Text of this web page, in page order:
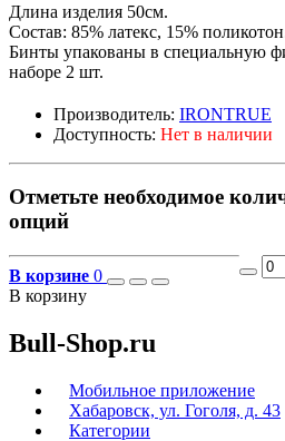
Длина изделия 50см.
Состав: 85% латекс, 15%
Бинты упакованы в специальную
наборе 2 шт.
Производитель: IRONTRUE
Доступность: Нет в наличии
Отметьте необходимое
опций
В корзине 0
В корзину
Bull-Shop.ru
Мобильное приложение
Хабаровск, ул. Гоголя, д. 43
Категории